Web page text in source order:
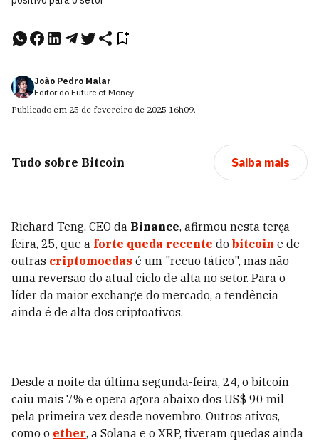
João Pedro Malar
Editor do Future of Money
Publicado em 25 de fevereiro de 2025 16h09.
Tudo sobre Bitcoin Saiba mais
Richard Teng, CEO da Binance, afirmou nesta terça-
feira, 25, que a forte queda recente do bitcoin e de
outras criptomoedas é um "recuo tático", mas não
uma reversão do atual ciclo de alta no setor. Para o
líder da maior exchange do mercado, a tendência
ainda é de alta dos criptoativos.
Desde a noite da última segunda-feira, 24, o bitcoin
caiu mais 7% e opera agora abaixo dos US$ 90 mil
pela primeira vez desde novembro. Outros ativos,
como o ether, a Solana e o XRP, tiveram quedas ainda